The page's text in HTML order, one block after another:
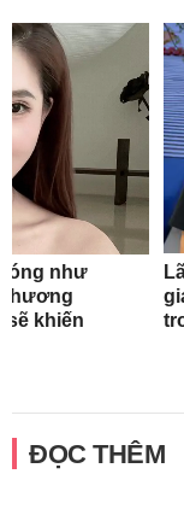
như
hương
sẽ khiến
ĐỌC THÊM